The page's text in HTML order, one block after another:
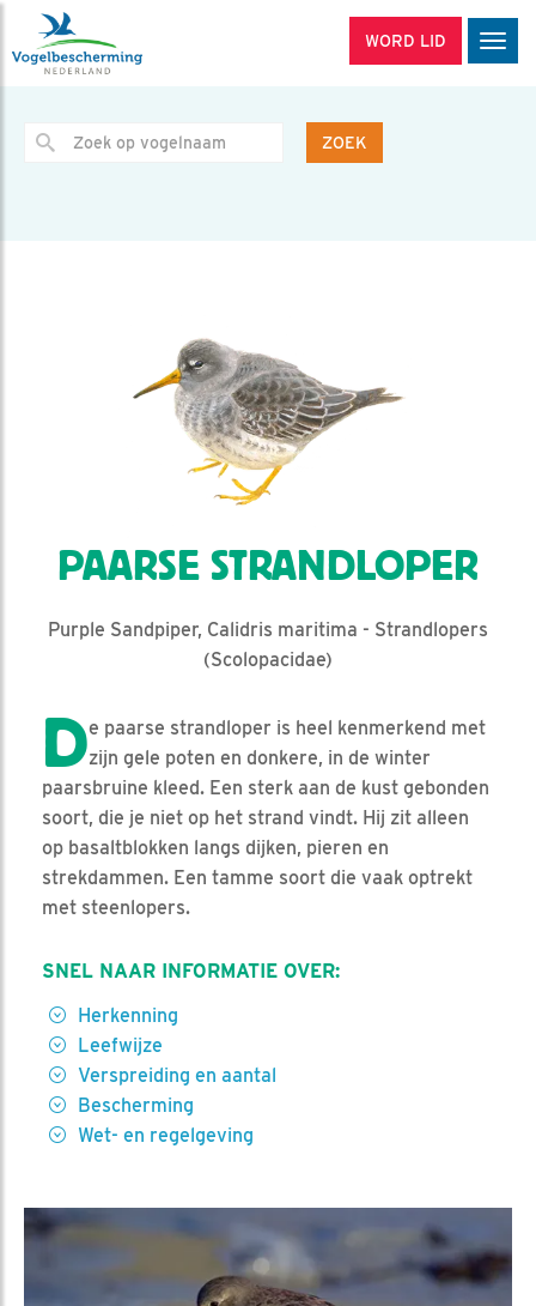
WORD LID
ZOEK
PAARSE STRANDLOPER
Purple Sandpiper, Calidris maritima - Strandlopers
(Scolopacidae)
De paarse strandloper is heel kenmerkend met
zijn gele poten en donkere, in de winter
paarsbruine kleed. Een sterk aan de kust gebonden
soort, die je niet op het strand vindt. Hij zit alleen
op basaltblokken langs dijken, pieren en
strekdammen. Een tamme soort die vaak optrekt
met steenlopers.
SNEL NAAR INFORMATIE OVER:
Herkenning
Leefwijze
Verspreiding en aantal
Bescherming
Wet- en regelgeving